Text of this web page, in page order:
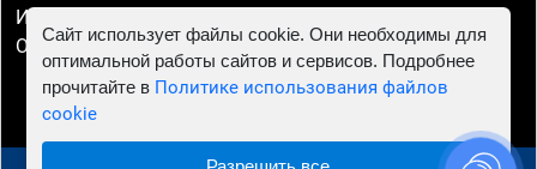
ИП Смирнов Георгий Павлович. ИНН 781302555843,
ОГРНИП 324470400032610
Сайт использует файлы cookie. Они необходимы для
оптимальной работы сайтов и сервисов. Подробнее
прочитайте в Политике использования файлов
cookie